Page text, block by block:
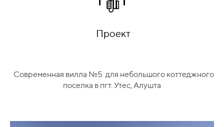
Проект
Современная вилла №5 для небольшого коттеджного
поселка в пгт. Утес, Алушта